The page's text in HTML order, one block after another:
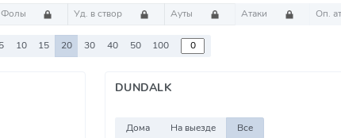
Фолы Уд. в створ Ауты Атаки Оп.
5 10 15 20 30 40 50 100
DUNDALK
Дома На выезде Все